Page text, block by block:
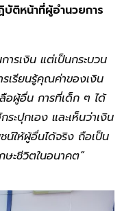
ติหน้าที่ผู้อำนวยการ
ารเงิน แต่เป็นกระบวน
รเรียนรู้คุณค่าของเงิน
อผู้อื่น การที่เด็ก ๆ ได้
ะปุกเอง และเห็นว่าเงิน
น์ให้ผู้อื่นได้จริง ถือเป็น
ะชีวิตในอนาคต”